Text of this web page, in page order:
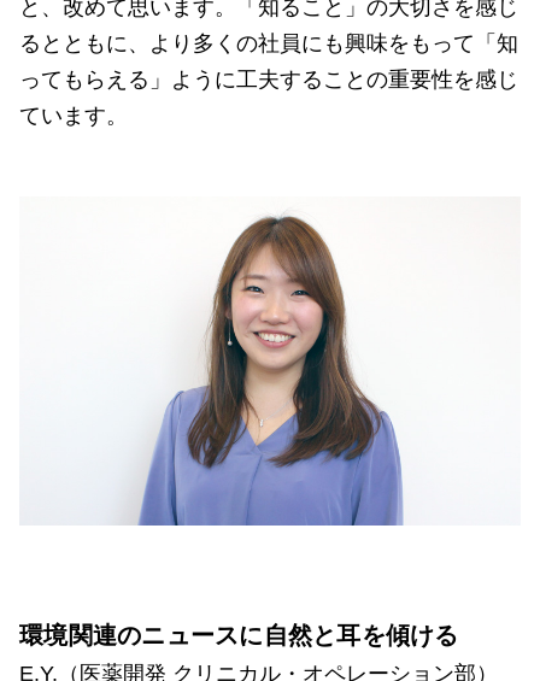
と、改めて思います。「知ること」の大切さを感じ
るとともに、より多くの社員にも興味をもって「知
ってもらえる」ように工夫することの重要性を感じ
ています。
環境関連のニュースに自然と耳を傾ける
E.Y.（医薬開発 クリニカル・オペレーション部）